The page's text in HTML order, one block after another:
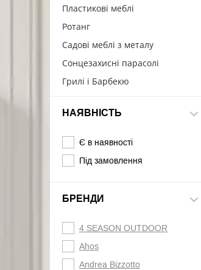
Пластикові меблі
Ротанг
Садові меблі з металу
Сонцезахисні парасолі
Грилі і Барбекю
НАЯВНІСТЬ
Є в наявності
Під замовлення
БРЕНДИ
4 SEASON OUTDOOR
Ahos
Andrea Bizzotto